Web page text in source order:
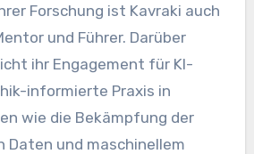
Forschung ist Kavraki auch
und Führer. Darüber
ihr Engagement für KI-
informierte Praxis in
wie die Bekämpfung der
Daten und maschinellem